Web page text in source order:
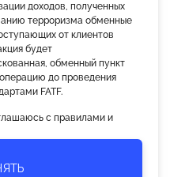
доходов, полученных
терроризма обменные
от клиентов
будет
обменный пункт
до проведения
FATF.
с правилами и